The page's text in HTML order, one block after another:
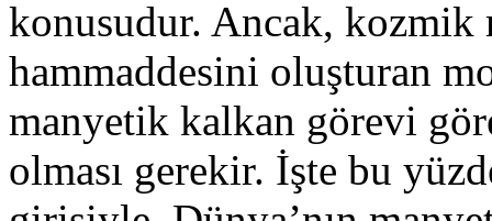
konusudur. Ancak, kozmik
hammaddesini oluşturan
manyetik kalkan görevi
olması gerekir. İşte bu